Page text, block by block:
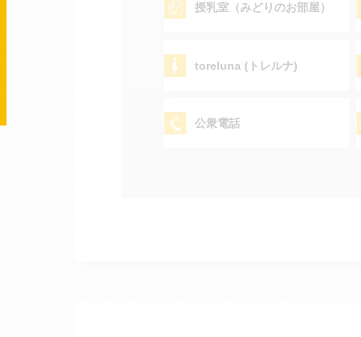
授乳室（みどりのお部屋）
toreluna (トレルナ)
公衆電話